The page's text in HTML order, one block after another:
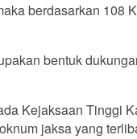
berdasarkan
bentuk
Kejaksaan Tinggi
jaksa yang